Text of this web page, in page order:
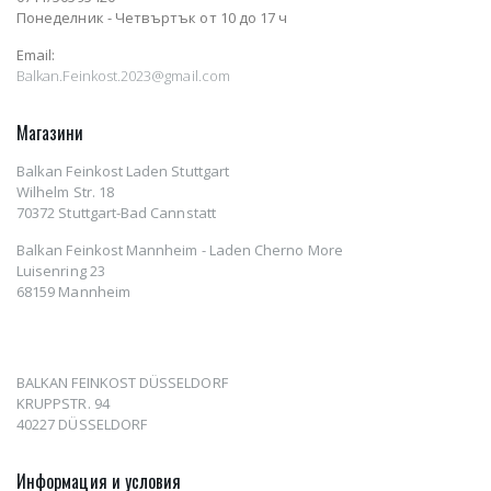
Понеделник - Четвъртък от 10 до 17 ч
Email:
Balkan.Feinkost.2023@gmail.com
Магазини
Balkan Feinkost Laden Stuttgart
Wilhelm Str. 18
70372 Stuttgart-Bad Cannstatt
Balkan Feinkost Mannheim - Laden Cherno More
Luisenring 23
68159 Mannheim
BALKAN FEINKOST DÜSSELDORF
KRUPPSTR. 94
40227 DÜSSELDORF
Информация и условия